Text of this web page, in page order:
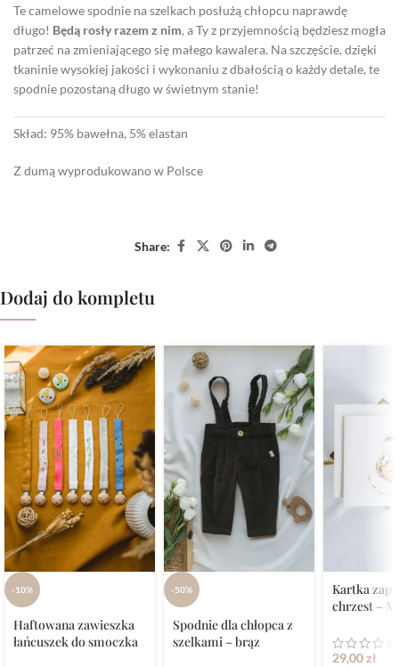
Te camelowe spodnie na szelkach posłużą chłopcu naprawdę
długo! Będą rosły razem z nim, a Ty z przyjemnością będziesz mogła
patrzeć na zmieniającego się małego kawalera. Na szczęście, dzięki
tkaninie wysokiej jakości i wykonaniu z dbałością o każdy detale, te
spodnie pozostaną długo w świetnym stanie!
Skład: 95% bawełna, 5% elastan
Z dumą wyprodukowano w Polsce
Share:
Dodaj do kompletu
-10%
Haftowana zawieszka
łańcuszek do smoczka
-50%
Spodnie dla chłopca z
szelkami – brąz
Kartka
chrzest –
29,00zł